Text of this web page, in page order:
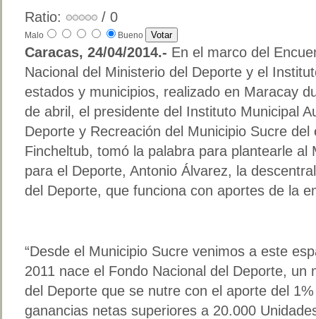
Ratio: / 0
Malo Bueno
Caracas, 24/04/2014.- En el marco del
Nacional del Ministerio del Deporte y el
estados y municipios, realizado en Maracay
de abril, el presidente del Instituto Municipal
Deporte y Recreación del Municipio Sucre
Fincheltub, tomó la palabra para plantearle al
para el Deporte, Antonio Álvarez, la
del Deporte, que funciona con aportes de la
“Desde el Municipio Sucre venimos a este
2011 nace el Fondo Nacional del Deporte, un
del Deporte que se nutre con el aporte del
ganancias netas superiores a 20.000